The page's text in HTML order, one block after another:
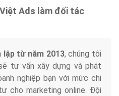
Ads làm đối tác
từ năm 2013, chúng tôi
tư vấn xây dựng và phát
nghiệp bạn với mức chi
cho marketing online. Đội